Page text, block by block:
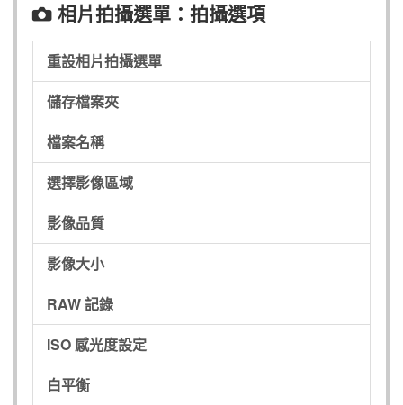
C 相片拍攝選單：拍攝選項
重設相片拍攝選單
儲存檔案夾
檔案名稱
選擇影像區域
影像品質
影像大小
RAW 記錄
ISO 感光度設定
白平衡